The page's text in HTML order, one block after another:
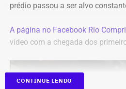
prédio passou a ser alvo
A página no Facebook Rio
vídeo com a chegada dos
CONTINUE LENDO